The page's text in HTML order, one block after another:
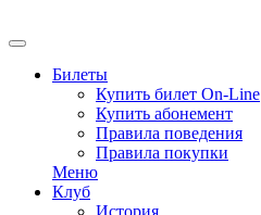
Билеты
Купить билет On-Line
Купить абонемент
Правила поведения
Правила покупки
Меню
Клуб
История